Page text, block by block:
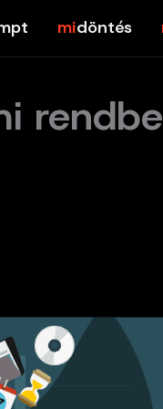
döntés
rendbe